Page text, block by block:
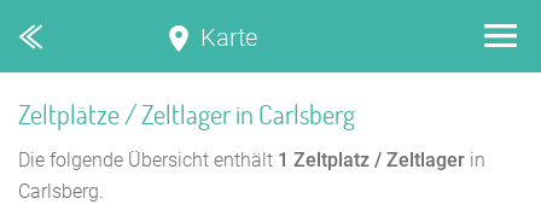
Karte
Zeltplätze / Zeltlager in Carlsberg
Die folgende Übersicht enthält 1 Zeltplatz / Zeltlager in
Carlsberg.